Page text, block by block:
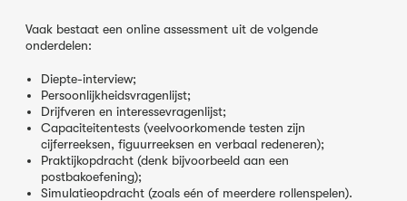
Vaak bestaat een online assessment uit de volgende
onderdelen:
Diepte-interview;
Persoonlijkheidsvragenlijst;
Drijfveren en interessevragenlijst;
Capaciteitentests (veelvoorkomende testen zijn
cijferreeksen, figuurreeksen en verbaal redeneren);
Praktijkopdracht (denk bijvoorbeeld aan een
postbakoefening);
Simulatieopdracht (zoals eén of meerdere rollenspelen).